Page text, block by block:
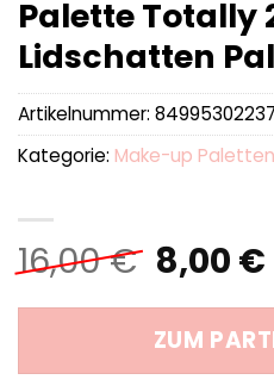
Palette Totally
Lidschatten
16,00€
Preis
war:
16,00
8,00 €
ZUM
Artikelnummer:
Kategorie: Make-up Paletten